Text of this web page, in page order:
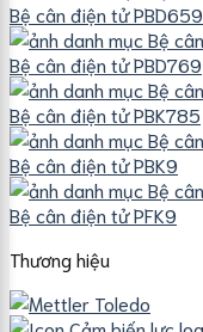
Bệ cân điện tử PBD659
Bệ cân điện tử PBD769
Bệ cân điện tử PBK785
Bệ cân điện tử PBK9
Bệ cân điện tử PFK9
Thương hiệu